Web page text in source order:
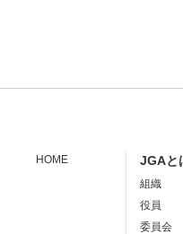
HOME JGAと
組織
役員
委員会